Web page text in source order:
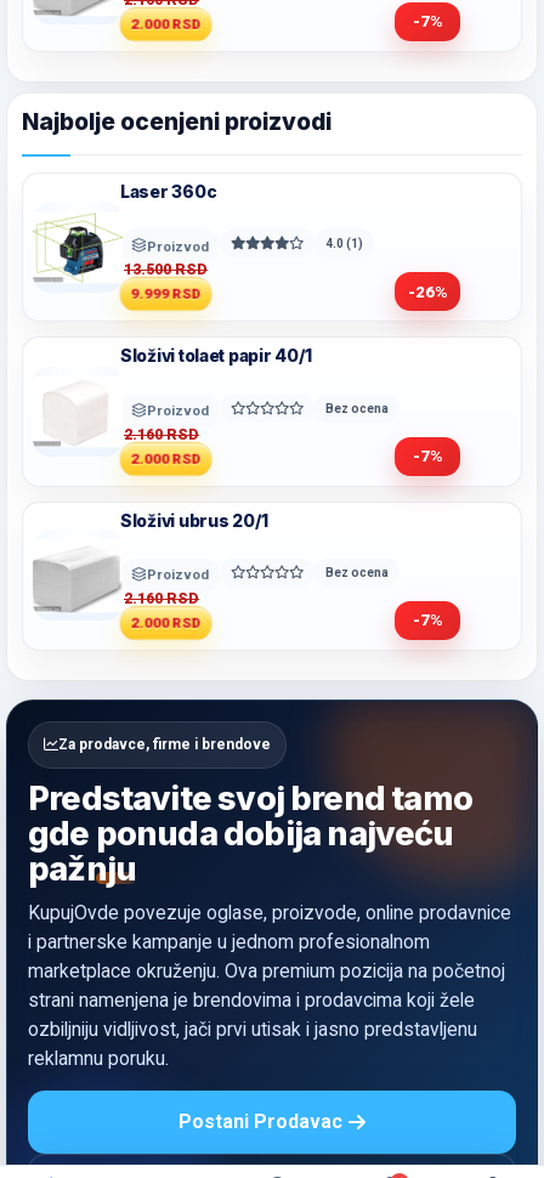
2.000 RSD -7%
Najbolje ocenjeni proizvodi
Laser 360c
Proizvod 4.0 (1)
13.500 RSD
9.999 RSD -26%
Složivi tolaet papir 40/1
Proizvod Bez ocena
2.160 RSD
2.000 RSD -7%
Složivi ubrus 20/1
Proizvod Bez ocena
2.160 RSD
2.000 RSD -7%
Za prodavce, firme i brendove
Predstavite svoj brend tamo
gde ponuda dobija najveću
pažnju
KupujOvde povezuje oglase, proizvode, online prodavnice
i partnerske kampanje u jednom profesionalnom
marketplace okruženju. Ova premium pozicija na početnoj
strani namenjena je brendovima i prodavcima koji žele
ozbiljniju vidljivost, jači prvi utisak i jasno predstavljenu
reklamnu poruku.
Postani Prodavac